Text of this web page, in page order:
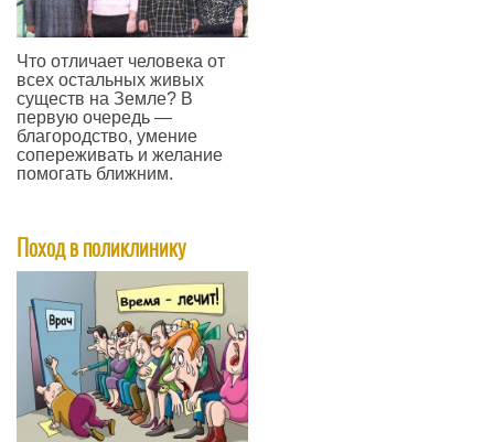
Что отличает человека от
всех остальных живых
существ на Земле? В
первую очередь —
благородство, умение
сопереживать и желание
помогать ближним.
Поход в поликлинику